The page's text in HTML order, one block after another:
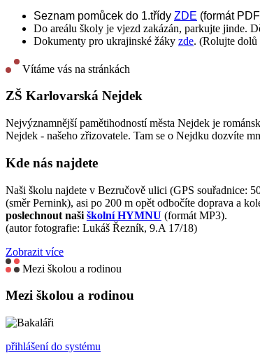
Seznam pomůcek do 1.třídy ZDE (formát
Do areálu školy je vjezd zakázán, parkujte jinde.
Dokumenty pro ukrajinské žáky zde. (Rolujte dolů
Vítáme vás na stránkách
ZŠ Karlovarská Nejdek
Nejvýznamnější pamětihodností města Nejdek je
Nejdek - našeho zřizovatele. Tam se o Nejdku dozvíte
Kde nás najdete
Naši školu najdete v Bezručově ulici (GPS souřadnice:
(směr Pernink), asi po 200 m opět odbočíte doprava a
poslechnout naši školní HYMNU (formát MP3).
(autor fotografie: Lukáš Řezník, 9.A 17/18)
Zobrazit více
Mezi školou a rodinou
Mezi školou a rodinou
přihlášení do systému